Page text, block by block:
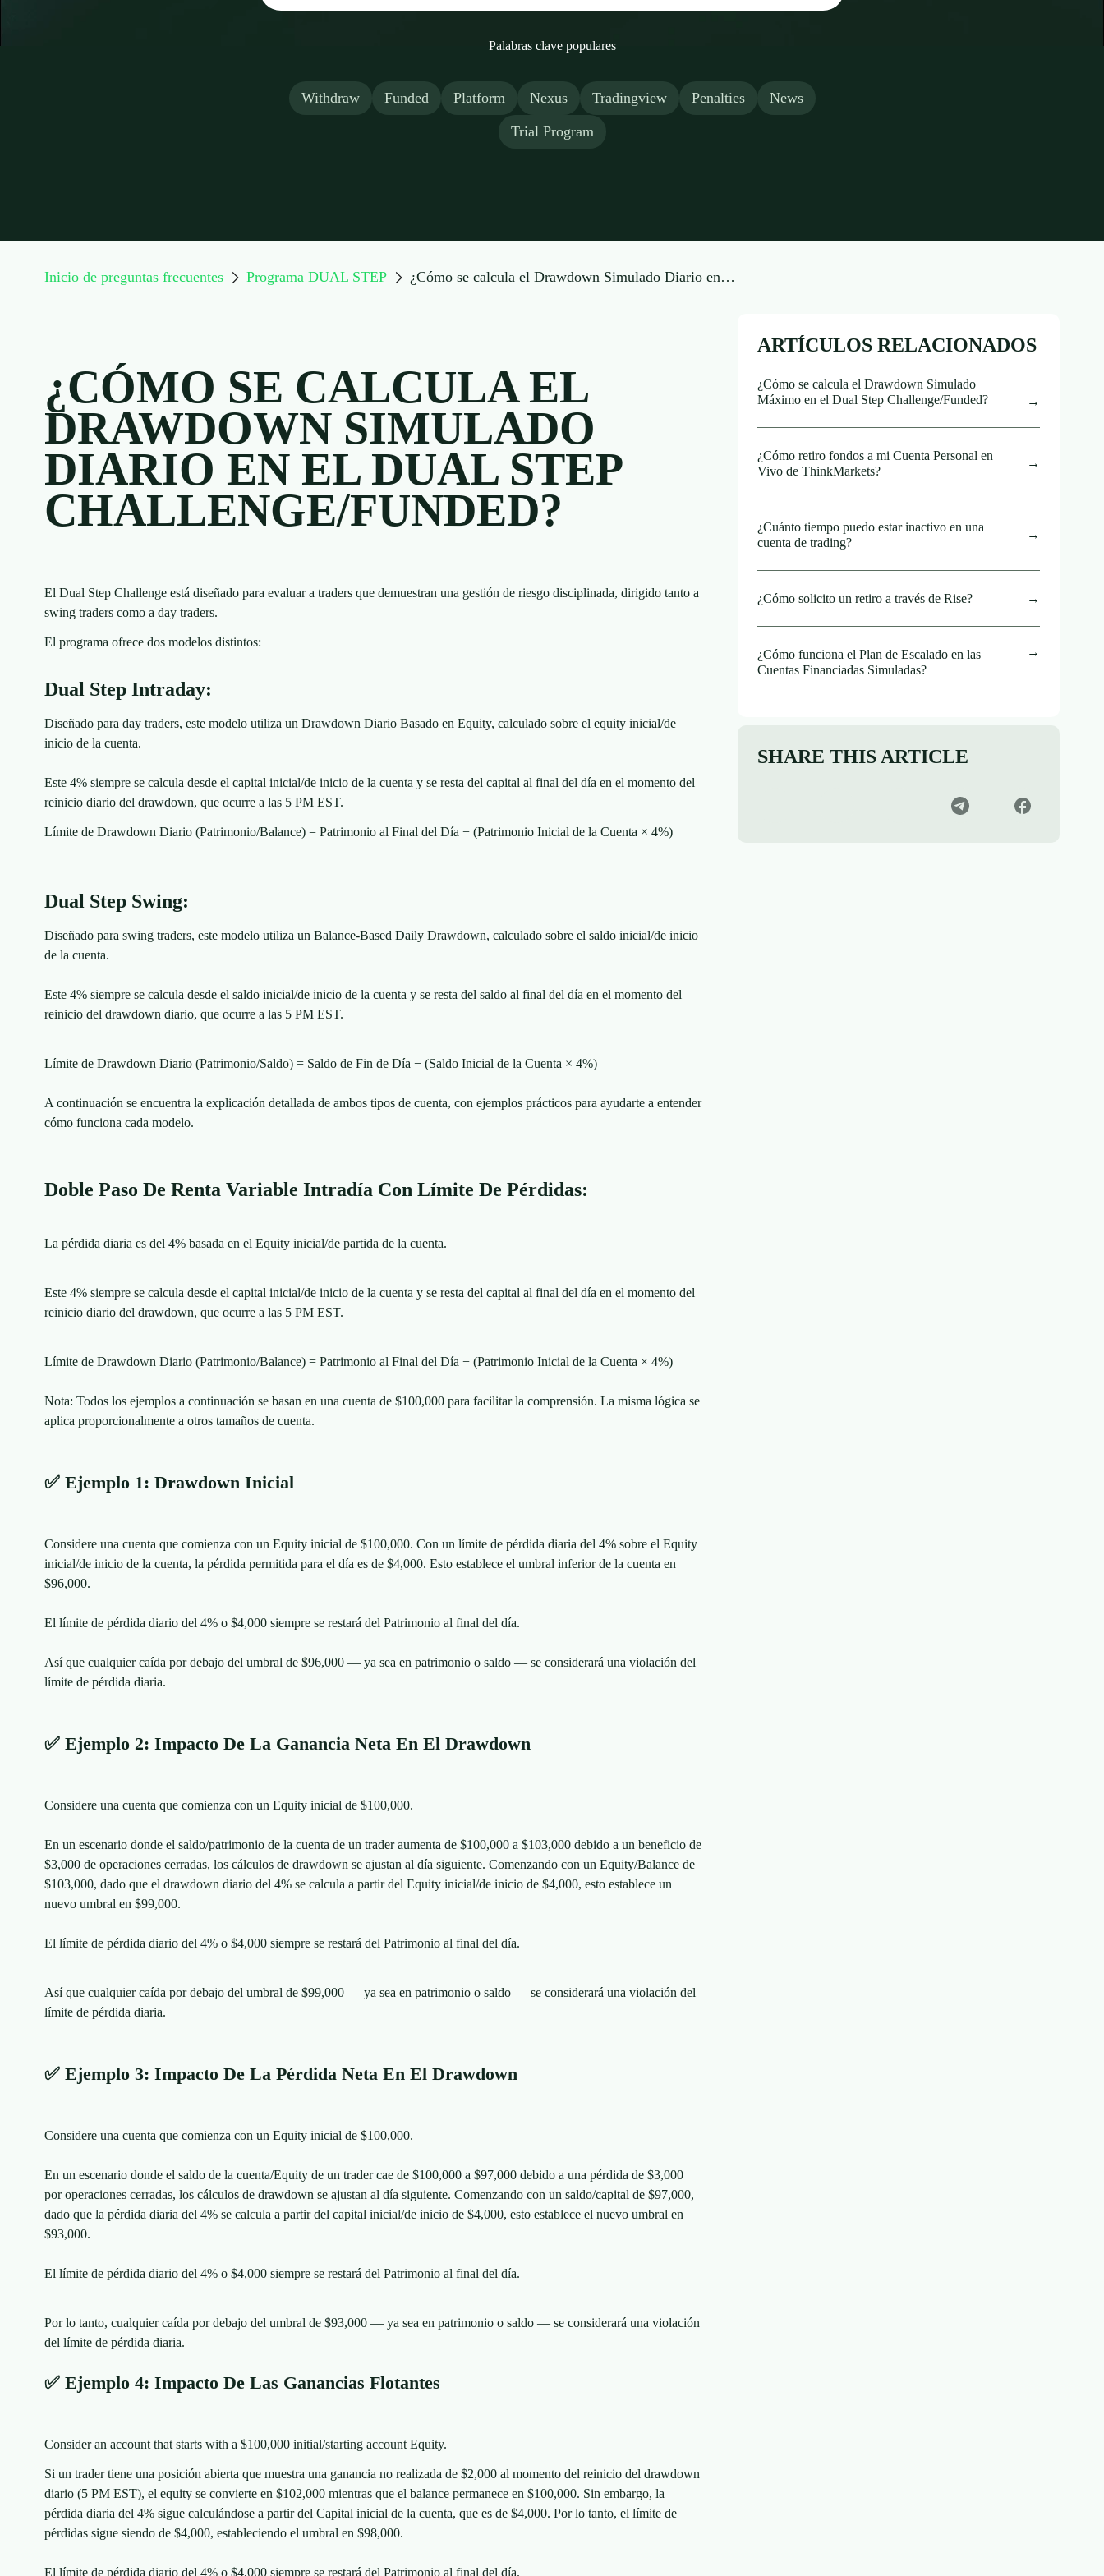
Palabras clave populares
Withdraw Funded Platform Nexus Tradingview Penalties News
Trial Program
Inicio de preguntas frecuentes Programa DUAL STEP ¿Cómo se calcula el Drawdown Simulado Diario en el...
¿CÓMO SE CALCULA EL
DRAWDOWN SIMULADO
DIARIO EN EL DUAL STEP
CHALLENGE/FUNDED?
El Dual Step Challenge está diseñado para evaluar a traders que demuestran una gestión de riesgo disciplinada, dirigido tanto a
swing traders como a day traders.
El programa ofrece dos modelos distintos:
Dual Step Intraday:
Diseñado para day traders, este modelo utiliza un Drawdown Diario Basado en Equity, calculado sobre el equity inicial/de
inicio de la cuenta.
Este 4% siempre se calcula desde el capital inicial/de inicio de la cuenta y se resta del capital al final del día en el momento del
reinicio diario del drawdown, que ocurre a las 5 PM EST.
Límite de Drawdown Diario (Patrimonio/Balance) = Patrimonio al Final del Día − (Patrimonio Inicial de la Cuenta × 4%)
Dual Step Swing:
Diseñado para swing traders, este modelo utiliza un Balance-Based Daily Drawdown, calculado sobre el saldo inicial/de inicio
de la cuenta.
Este 4% siempre se calcula desde el saldo inicial/de inicio de la cuenta y se resta del saldo al final del día en el momento del
reinicio del drawdown diario, que ocurre a las 5 PM EST.
Límite de Drawdown Diario (Patrimonio/Saldo) = Saldo de Fin de Día − (Saldo Inicial de la Cuenta × 4%)
A continuación se encuentra la explicación detallada de ambos tipos de cuenta, con ejemplos prácticos para ayudarte a entender
cómo funciona cada modelo.
Doble Paso De Renta Variable Intradía Con Límite De Pérdidas:
La pérdida diaria es del 4% basada en el Equity inicial/de partida de la cuenta.
Este 4% siempre se calcula desde el capital inicial/de inicio de la cuenta y se resta del capital al final del día en el momento del
reinicio diario del drawdown, que ocurre a las 5 PM EST.
Límite de Drawdown Diario (Patrimonio/Balance) = Patrimonio al Final del Día − (Patrimonio Inicial de la Cuenta × 4%)
​Nota: Todos los ejemplos a continuación se basan en una cuenta de $100,000 para facilitar la comprensión. La misma lógica se
aplica proporcionalmente a otros tamaños de cuenta.
✅ Ejemplo 1: Drawdown Inicial
Considere una cuenta que comienza con un Equity inicial de $100,000. Con un límite de pérdida diaria del 4% sobre el Equity
inicial/de inicio de la cuenta, la pérdida permitida para el día es de $4,000. Esto establece el umbral inferior de la cuenta en
$96,000.
El límite de pérdida diario del 4% o $4,000 siempre se restará del Patrimonio al final del día.
Así que cualquier caída por debajo del umbral de $96,000 — ya sea en patrimonio o saldo — se considerará una violación del
límite de pérdida diaria.
✅ Ejemplo 2: Impacto De La Ganancia Neta En El Drawdown
Considere una cuenta que comienza con un Equity inicial de $100,000.
En un escenario donde el saldo/patrimonio de la cuenta de un trader aumenta de $100,000 a $103,000 debido a un beneficio de
$3,000 de operaciones cerradas, los cálculos de drawdown se ajustan al día siguiente. Comenzando con un Equity/Balance de
$103,000, dado que el drawdown diario del 4% se calcula a partir del Equity inicial/de inicio de $4,000, esto establece un
nuevo umbral en $99,000.
El límite de pérdida diario del 4% o $4,000 siempre se restará del Patrimonio al final del día.
Así que cualquier caída por debajo del umbral de $99,000 — ya sea en patrimonio o saldo — se considerará una violación del
límite de pérdida diaria.
✅ Ejemplo 3: Impacto De La Pérdida Neta En El Drawdown
Considere una cuenta que comienza con un Equity inicial de $100,000.
En un escenario donde el saldo de la cuenta/Equity de un trader cae de $100,000 a $97,000 debido a una pérdida de $3,000
por operaciones cerradas, los cálculos de drawdown se ajustan al día siguiente. Comenzando con un saldo/capital de $97,000,
dado que la pérdida diaria del 4% se calcula a partir del capital inicial/de inicio de $4,000, esto establece el nuevo umbral en
$93,000.
El límite de pérdida diario del 4% o $4,000 siempre se restará del Patrimonio al final del día.
Por lo tanto, cualquier caída por debajo del umbral de $93,000 — ya sea en patrimonio o saldo — se considerará una violación
del límite de pérdida diaria.
✅ Ejemplo 4: Impacto De Las Ganancias Flotantes
Consider an account that starts with a $100,000 initial/starting account Equity.
Si un trader tiene una posición abierta que muestra una ganancia no realizada de $2,000 al momento del reinicio del drawdown
diario (5 PM EST), el equity se convierte en $102,000 mientras que el balance permanece en $100,000. Sin embargo, la
pérdida diaria del 4% sigue calculándose a partir del Capital inicial de la cuenta, que es de $4,000. Por lo tanto, el límite de
pérdidas sigue siendo de $4,000, estableciendo el umbral en $98,000.
El límite de pérdida diario del 4% o $4,000 siempre se restará del Patrimonio al final del día.
ARTÍCULOS RELACIONADOS
¿Cómo se calcula el Drawdown Simulado
Máximo en el Dual Step Challenge/Funded?
¿Cómo retiro fondos a mi Cuenta Personal en
Vivo de ThinkMarkets?
¿Cuánto tiempo puedo estar inactivo en una
cuenta de trading?
¿Cómo solicito un retiro a través de Rise?
¿Cómo funciona el Plan de Escalado en las
Cuentas Financiadas Simuladas?
SHARE THIS ARTICLE